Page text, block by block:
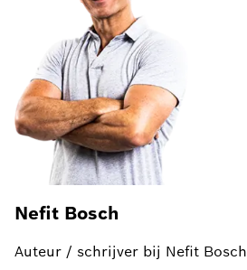
Nefit Bosch
Auteur / schrijver bij Nefit Bosch